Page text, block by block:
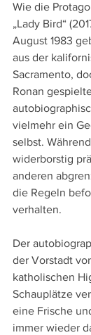
Wie die
„Lady Bird“
August 1983
aus der
Sacramento,
Ronan
vielmehr ein
selbst.
widerborstig
anderen
die Regeln
verhalten.
Der
der Vorstadt
katholischen
Schauplätze
eine Frische
immer wieder